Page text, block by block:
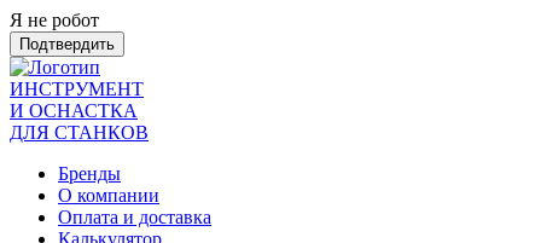
Я не робот
Подтвердить
ИНСТРУМЕНТ
И ОСНАСТКА
ДЛЯ СТАНКОВ
Бренды
О компании
Оплата и доставка
Калькулятор